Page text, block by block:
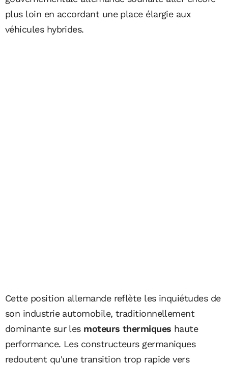
plus loin en accordant une place élargie aux
véhicules hybrides.
Cette position allemande reflète les inquiétudes de
son industrie automobile, traditionnellement
dominante sur les moteurs thermiques haute
performance. Les constructeurs germaniques
redoutent qu'une transition trop rapide vers